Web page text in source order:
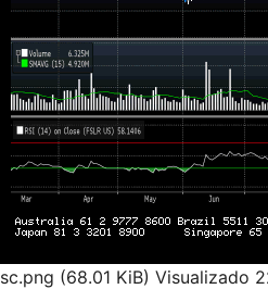
sc.png (68.01 KiB) Visualizado